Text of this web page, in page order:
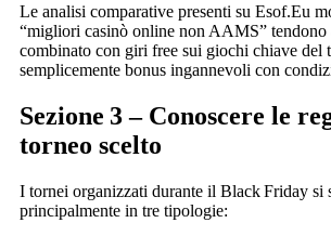
Le analisi comparative presenti su Esof.Eu
“migliori casinò online non AAMS” tendono
combinato con giri free sui giochi chiave del
semplicemente bonus ingannevoli con
Sezione 3 – Conoscere le
torneo scelto
I tornei organizzati durante il Black Friday si
principalmente in tre tipologie: